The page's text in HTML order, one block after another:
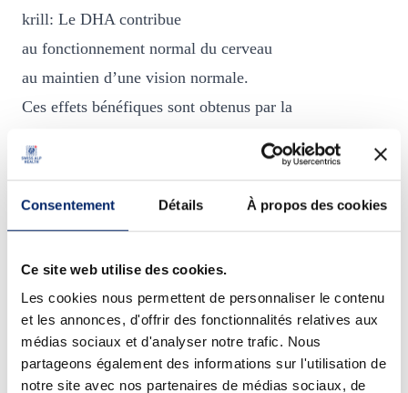
Consentement Détails À propos des cookies
Ce site web utilise des cookies.
Les cookies nous permettent de personnaliser le contenu
et les annonces, d'offrir des fonctionnalités relatives aux
médias sociaux et d'analyser notre trafic. Nous
partageons également des informations sur l'utilisation de
notre site avec nos partenaires de médias sociaux, de
l
B
i
&
E
y
krill: Le DHA contribue
au fonctionnement normal du cerveau
au maintien d’une vision normale.
Ces effets bénéfiques sont obtenus par la
capsules d’ExtraCell Brain & Eyes contiennent 250
lycopène
lutéine
zéaxanthine